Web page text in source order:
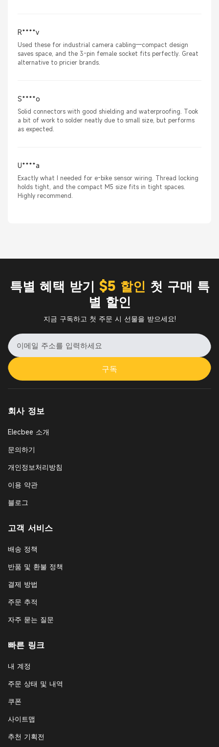
R****v
Used these for industrial camera cabling—compact design
saves space, and the 3-pin female socket fits perfectly. Great
alternative to pricier brands.
S****o
Solid connectors with good shielding and waterproofing. Took
a bit of work to solder neatly due to small size, but performs
as expected.
U****a
Exactly what I needed for e-bike sensor wiring. Thread locking
holds tight, and the compact M5 size fits in tight spaces.
Highly recommend.
특별 혜택 받기 $5 할인 첫 구매 특
별 할인
지금 구독하고 첫 주문 시 선물을 받으세요!
구독
회사 정보
Elecbee 소개
문의하기
개인정보처리방침
이용 약관
블로그
고객 서비스
배송 정책
반품 및 환불 정책
결제 방법
주문 추적
자주 묻는 질문
빠른 링크
내 계정
주문 상태 및 내역
쿠폰
사이트맵
추천 기획전